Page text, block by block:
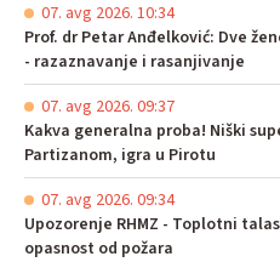
07. avg 2026. 10:34
Prof. dr Petar Anđelković: Dve
- razaznavanje i rasanjivanje
07. avg 2026. 09:37
Kakva generalna proba! Niški
Partizanom, igra u Pirotu
07. avg 2026. 09:34
Upozorenje RHMZ - Toplotni
opasnost od požara